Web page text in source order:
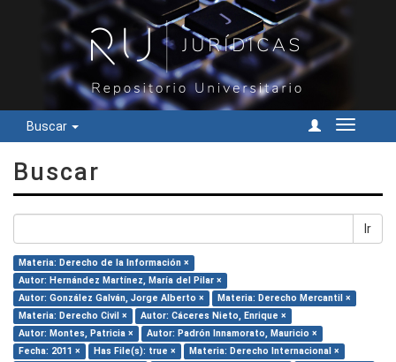
Buscar
Cambiar
Buscar
Ir
Materia: Derecho de la Información ×
Autor: Hernández Martínez, María del Pilar ×
Autor: González Galván, Jorge Alberto ×
Materia: Derecho Mercantil ×
Materia: Derecho Civil ×
Autor: Cáceres Nieto, Enrique ×
Autor: Montes, Patricia ×
Autor: Padrón Innamorato, Mauricio ×
Fecha: 2011 ×
Has File(s): true ×
Materia: Derecho Internacional ×